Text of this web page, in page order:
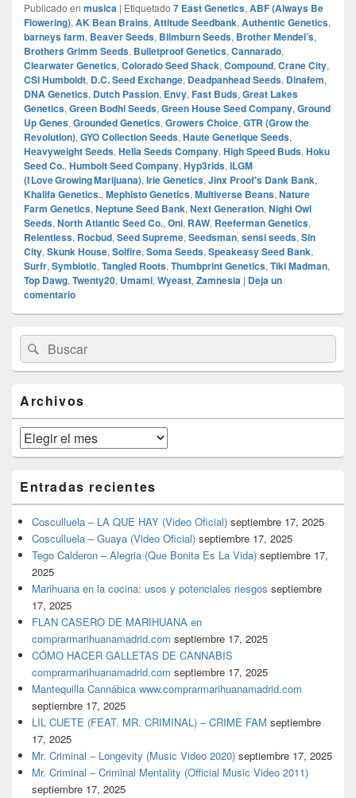
Publicado en musica | Etiquetado 7 East Genetics, ABF (Always Be
Flowering), AK Bean Brains, Attitude Seedbank, Authentic Genetics,
barneys farm, Beaver Seeds, Blimburn Seeds, Brother Mendel’s,
Brothers Grimm Seeds, Bulletproof Genetics, Cannarado,
Clearwater Genetics, Colorado Seed Shack, Compound, Crane City,
CSI Humboldt, D.C. Seed Exchange, Deadpanhead Seeds, Dinafem,
DNA Genetics, Dutch Passion, Envy, Fast Buds, Great Lakes
Genetics, Green Bodhi Seeds, Green House Seed Company, Ground
Up Genes, Grounded Genetics, Growers Choice, GTR (Grow the
Revolution), GYO Collection Seeds, Haute Genetique Seeds,
Heavyweight Seeds, Hella Seeds Company, High Speed Buds, Hoku
Seed Co., Humbolt Seed Company, Hyp3rids, ILGM
(I Love Growing Marijuana), Irie Genetics, Jinx Proof's Dank Bank,
Khalifa Genetics., Mephisto Genetics, Multiverse Beans, Nature
Farm Genetics, Neptune Seed Bank, Next Generation, Night Owl
Seeds, North Atlantic Seed Co., Oni, RAW, Reeferman Genetics,
Relentless, Rocbud, Seed Supreme, Seedsman, sensi seeds, Sin
City, Skunk House, Solfire, Soma Seeds, Speakeasy Seed Bank,
Surfr, Symbiotic, Tangled Roots, Thumbprint Genetics, Tiki Madman,
Top Dawg, Twenty20, Umami, Wyeast, Zamnesia | Deja un
comentario
área
de
widget
lateral
primaria
Buscar
por:
Buscar
Archivos
Archivos
Entradas recientes
Cosculluela – LA QUE HAY (Video Oficial) septiembre 17, 2025
Cosculluela – Guaya (Video Oficial) septiembre 17, 2025
Tego Calderon – Alegria (Que Bonita Es La Vida) septiembre 17,
2025
Marihuana en la cocina: usos y potenciales riesgos septiembre
17, 2025
FLAN CASERO DE MARIHUANA en
comprarmarihuanamadrid.com septiembre 17, 2025
CÓMO HACER GALLETAS DE CANNABIS
comprarmarihuanamadrid.com septiembre 17, 2025
Mantequilla Cannábica www.comprarmarihuanamadrid.com
septiembre 17, 2025
LIL CUETE (FEAT. MR. CRIMINAL) – CRIME FAM septiembre
17, 2025
Mr. Criminal – Longevity (Music Video 2020) septiembre 17, 2025
Mr. Criminal – Criminal Mentality (Official Music Video 2011)
septiembre 17, 2025